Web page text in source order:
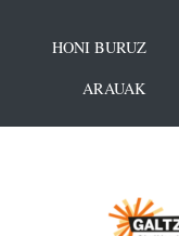
HONI BURUZ
ARAUAK